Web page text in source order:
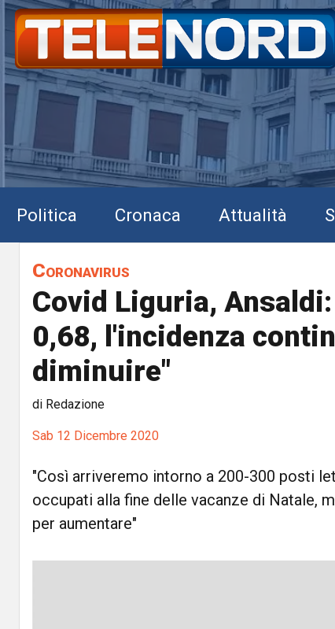
Politica Cronaca Attualità
Coronavirus
Covid Liguria,
0,68, l'incidenza
diminuire"
di Redazione
Sab 12 Dicembre 2020
"Così arriveremo intorno a 200-300 posti
occupati alla fine delle vacanze di Natale,
per aumentare"